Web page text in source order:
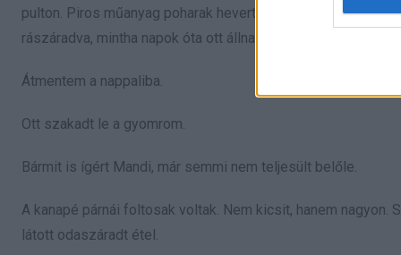
pulton. Piros műanyag poharak hevertek mindenhol,
rászáradva, mintha napok óta ott állna.
Átmentem a nappaliba.
Ott szakadt le a gyomrom.
Bármit is ígért Mandi, már semmi nem teljesült belőle.
A kanapé párnái foltosak voltak. Nem kicsit, hanem
látott odaszáradt étel.